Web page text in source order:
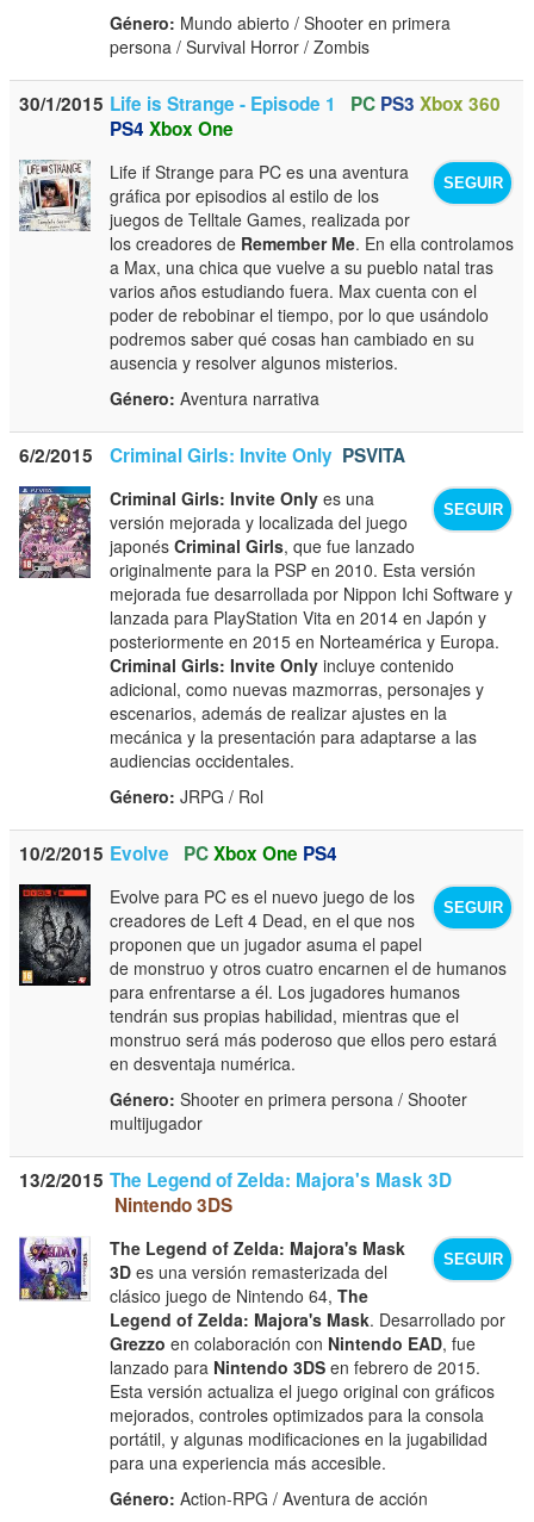
Género: Mundo abierto / Shooter en primera
persona / Survival Horror / Zombis
30/1/2015 Life is Strange - Episode 1 PC PS3 Xbox 360
PS4 Xbox One
SEGUIR
Life if Strange para PC es una aventura
gráfica por episodios al estilo de los
juegos de Telltale Games, realizada por
los creadores de Remember Me. En ella controlamos
a Max, una chica que vuelve a su pueblo natal tras
varios años estudiando fuera. Max cuenta con el
poder de rebobinar el tiempo, por lo que usándolo
podremos saber qué cosas han cambiado en su
ausencia y resolver algunos misterios.
Género: Aventura narrativa
6/2/2015 Criminal Girls: Invite Only PSVITA
SEGUIR
Criminal Girls: Invite Only es una
versión mejorada y localizada del juego
japonésCriminal Girls, que fue lanzado
originalmente para la PSP en 2010. Esta versión
mejorada fue desarrollada por Nippon Ichi Software y
lanzada para PlayStation Vita en 2014 en Japón y
posteriormente en 2015 en Norteamérica y Europa.
Criminal Girls: Invite Only incluye contenido
adicional, como nuevas mazmorras, personajes y
escenarios, además de realizar ajustes en la
mecánica y la presentación para adaptarse a las
audiencias occidentales.
Género: JRPG / Rol
10/2/2015 Evolve PCXbox One PS4
SEGUIR
Evolve para PC es el nuevo juego de los
creadores de Left 4 Dead, en el que nos
proponen que un jugador asuma el papel
de monstruo y otros cuatro encarnen el de humanos
para enfrentarse a él. Los jugadores humanos
tendrán sus propias habilidad, mientras que el
monstruo será más poderoso que ellos pero estará
en desventaja numérica.
Género: Shooter en primera persona / Shooter
multijugador
13/2/2015 The Legend of Zelda: Majora's Mask 3D
Nintendo 3DS
SEGUIR
The Legend of Zelda: Majora's Mask
3D es una versión remasterizada del
clásico juego de Nintendo 64,The
Legend of Zelda: Majora's Mask. Desarrollado por
Grezzo en colaboración con Nintendo EAD, fue
lanzado para Nintendo 3DS en febrero de 2015.
Esta versión actualiza el juego original con gráficos
mejorados, controles optimizados para la consola
portátil, y algunas modificaciones en la jugabilidad
para una experiencia más accesible.
Género: Action-RPG / Aventura de acción